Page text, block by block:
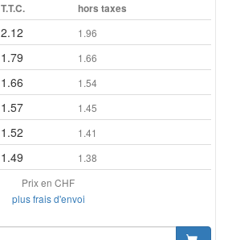
T.T.C.
hors taxes
2.12 1.96
1.79 1.66
1.66 1.54
1.57 1.45
1.52 1.41
1.49
1.38
Prix en CHF
plus frais d'envoi